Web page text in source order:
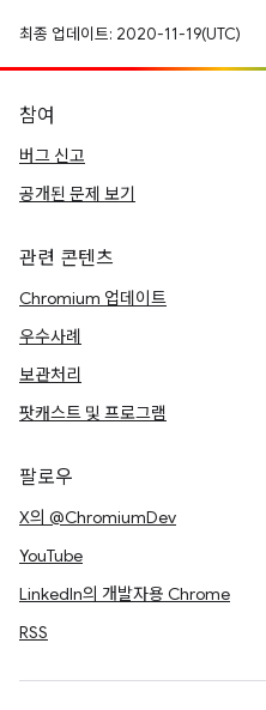
최종 업데이트: 2020-11-19(UTC)
참여
버그 신고
공개된 문제 보기
관련 콘텐츠
Chromium 업데이트
우수사례
보관처리
팟캐스트 및 프로그램
팔로우
X의 @ChromiumDev
YouTube
LinkedIn의 개발자용 Chrome
RSS